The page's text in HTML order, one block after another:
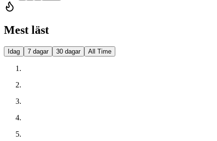
Mest läst
Idag 7 dagar 30 dagar All Time